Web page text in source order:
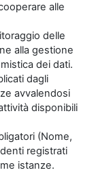
alle
delle
alla gestione
dei dati.
dagli
avvalendosi
disponibili
(Nome,
registrati
istanze.